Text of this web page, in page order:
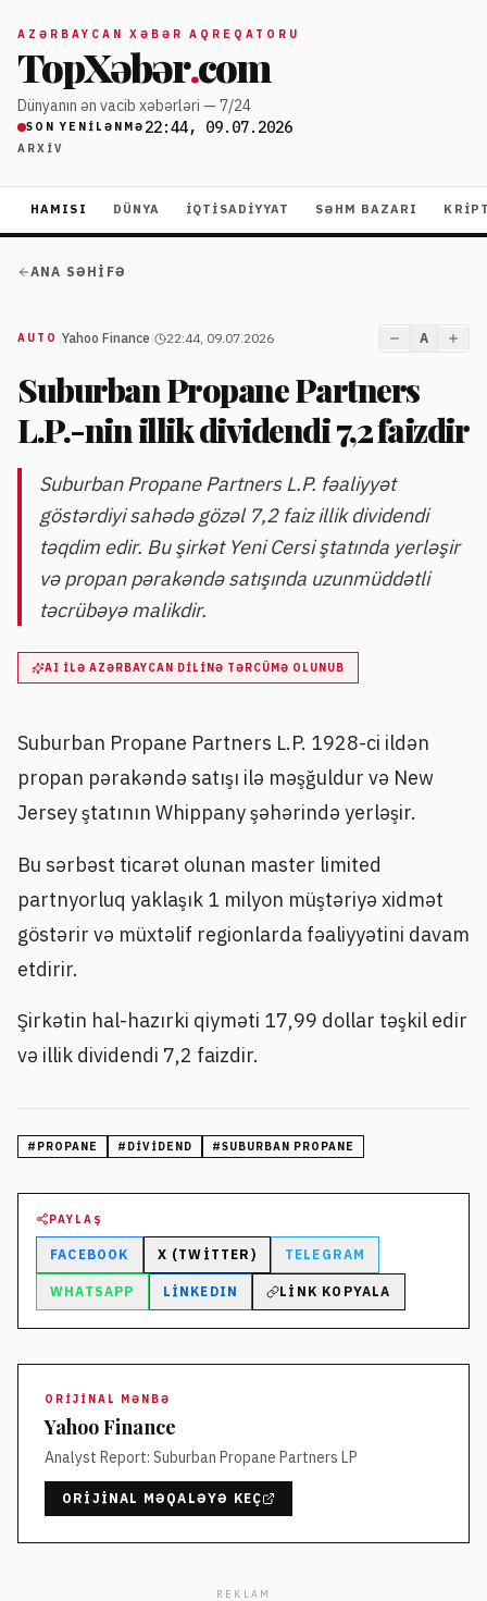
AZƏRBAYCAN XƏBƏR AQREQATORU
TopXəbər.com
Dünyanın ən vacib xəbərləri — 7/24
SON YENILƏNMƏ 22:44, 09.07.2026
ARXIV
HAMISI DÜNYA İQTISADIYYAT SƏHM BAZARI
ANA SƏHIFƏ
AUTO Yahoo Finance 22:44, 09.07.2026 A
Suburban Propane Partners
L.P.-nin illik dividendi 7,2 faizdir
Suburban Propane Partners L.P. fəaliyyət
göstərdiyi sahədə gözəl 7,2 faiz illik dividendi
təqdim edir. Bu şirkət Yeni Cersi ştatında yerləşir
və propan pərakəndə satışında uzunmüddətli
təcrübəyə malikdir.
AI ILƏ AZƏRBAYCAN DILINƏ TƏRCÜMƏ OLUNUB
Suburban Propane Partners L.P. 1928-ci ildən
propan pərakəndə satışı ilə məşğuldur və New
Jersey ştatının Whippany şəhərində yerləşir.
Bu sərbəst ticarət olunan master limited
partnyorluq yaklaşık 1 milyon müştəriyə xidmət
göstərir və müxtəlif regionlarda fəaliyyətini davam
etdirir.
Şirkətin hal-hazırki qiyməti 17,99 dollar təşkil edir
və illik dividendi 7,2 faizdir.
# PROPANE # DIVIDEND #SUBURBAN PROPANE
PAYLAŞ
FACEBOOK X (TWITTER) TELEGRAM
WHATSAPP LINKEDIN LINK KOPYALA
ORIJINAL MƏNBƏ
Yahoo Finance
Analyst Report: Suburban Propane Partners LP
ORIJINAL MƏQALƏYƏ KEÇ
REKLAM